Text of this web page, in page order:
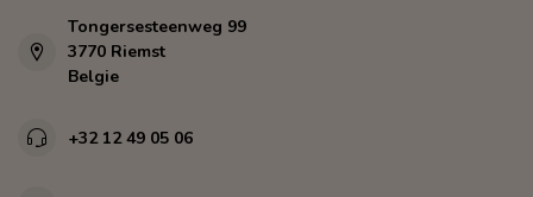
Tongersesteenweg 99
3770 Riemst
Belgie
+32 12 49 05 06